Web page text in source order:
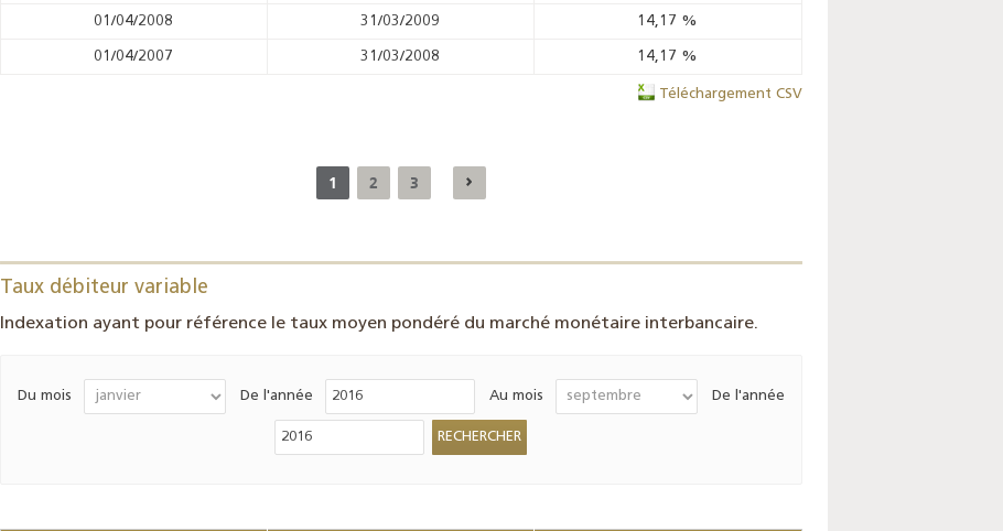
01/04/2008 31/03/2009 14,17 %
01/04/2007 31/03/2008 14,17 %
Téléchargement CSV
1 2 3
Taux débiteur variable
Indexation ayant pour référence le taux moyen pondéré du marché monétaire interbancaire.
Du mois De l'année Au mois De l'année